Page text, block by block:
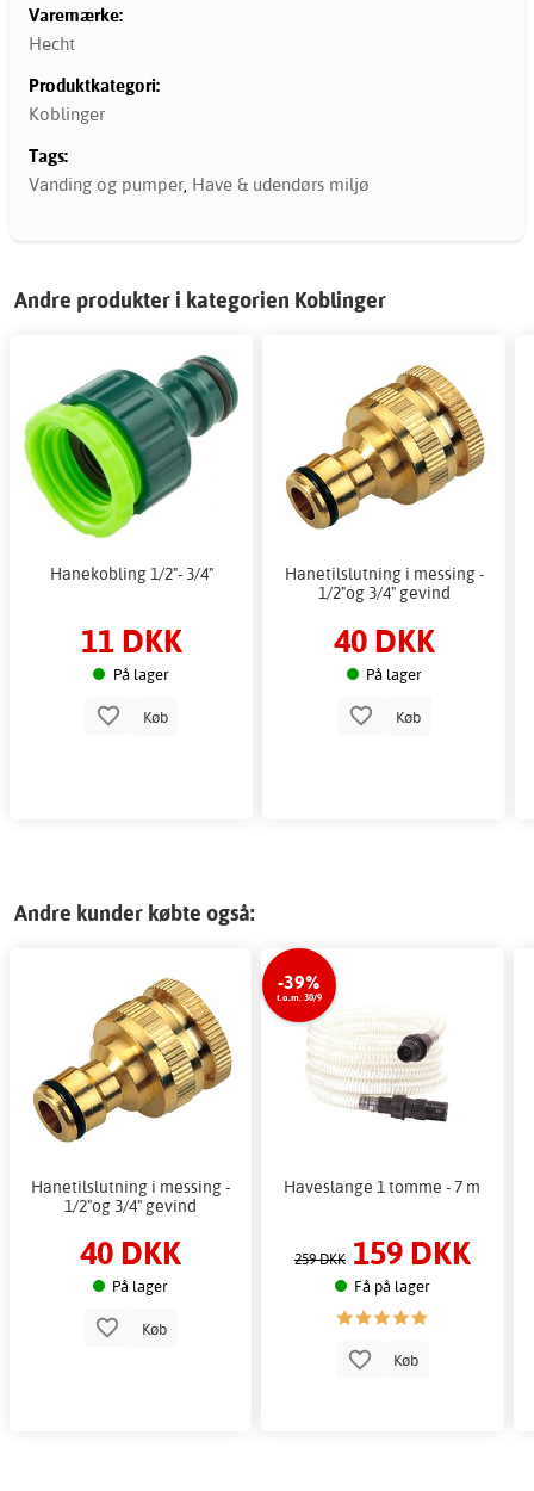
Varemærke:
Hecht
Produktkategori:
Koblinger
Tags:
Vanding og pumper, Have & udendørs miljø
Andre produkter i kategorien Koblinger
Hanekobling 1/2"- 3/4"
11 DKK
På lager
Køb
Hanetilslutning i messing -
1/2"og 3/4" gevind
40 DKK
På lager
Køb
Andre kunder købte også:
Hanetilslutning i messing -
1/2"og 3/4" gevind
40 DKK
På lager
Køb
-39%
t.o.m. 30/9
Haveslange 1 tomme - 7 m
259 DKK 159 DKK
Få på lager
Køb